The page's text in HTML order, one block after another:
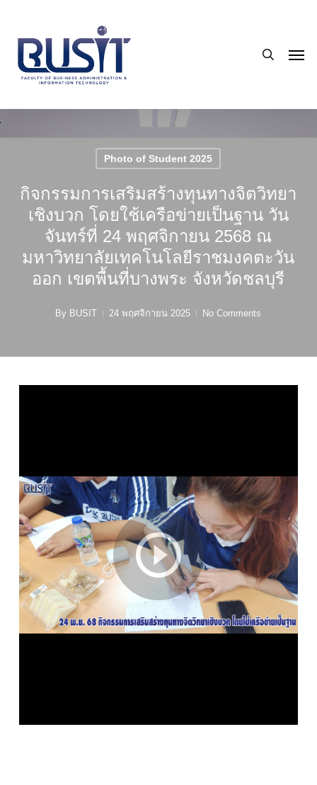
main
content
Photo of Student 2025
กิจกรรมการเสริมสร้างทุนทางจิตวิทยา
เชิงบวก โดยใช้เครือข่ายเป็นฐาน วัน
จันทร์ที่ 24 พฤศจิกายน 2568 ณ
มหาวิทยาลัยเทคโนโลยีราชมงคตะวัน
ออก เขตพื้นที่บางพระ จังหวัดชลบุรี
By BUSIT 24 พฤศจิกายน 2025 No Comments